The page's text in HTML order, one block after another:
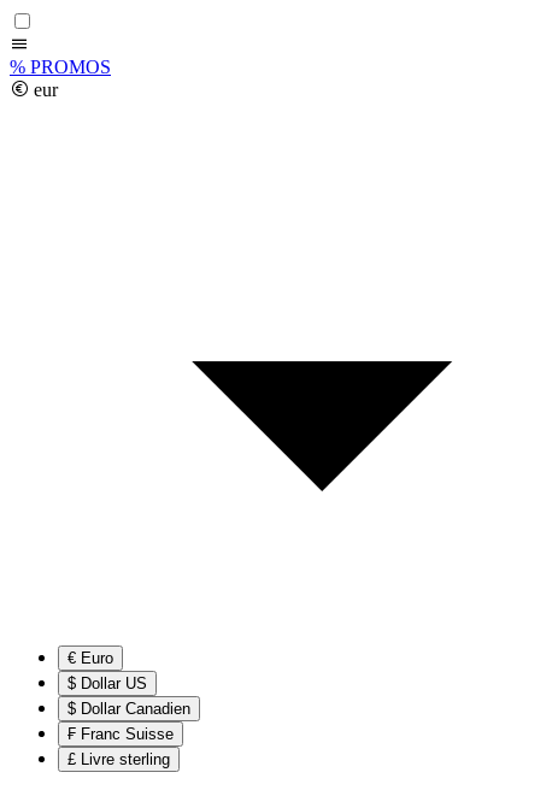
% PROMOS
eur
€ Euro
$ Dollar US
$ Dollar Canadien
₣ Franc Suisse
£ Livre sterling